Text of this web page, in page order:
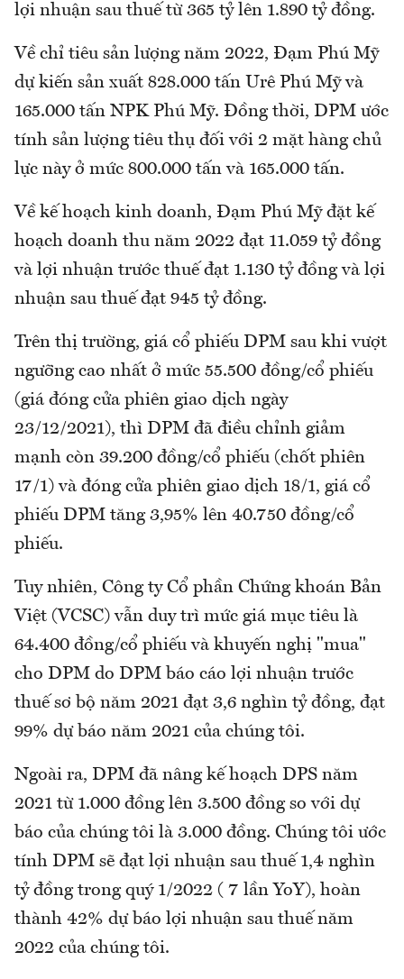
lợi nhuận sau thuế từ 365 tỷ lên 1.890 tỷ đồng.
Về chỉ tiêu sản lượng năm 2022, Đạm Phú Mỹ
dự kiến sản xuất 828.000 tấn Urê Phú Mỹ và
165.000 tấn NPK Phú Mỹ. Đồng thời, DPM ước
tính sản lượng tiêu thụ đối với 2 mặt hàng chủ
lực này ở mức 800.000 tấn và 165.000 tấn.
Về kế hoạch kinh doanh, Đạm Phú Mỹ đặt kế
hoạch doanh thu năm 2022 đạt 11.059 tỷ đồng
và lợi nhuận trước thuế đạt 1.130 tỷ đồng và lợi
nhuận sau thuế đạt 945 tỷ đồng.
Trên thị trường, giá cổ phiếu DPM sau khi vượt
ngưỡng cao nhất ở mức 55.500 đồng/cổ phiếu
(giá đóng cửa phiên giao dịch ngày
23/12/2021), thì DPM đã điều chỉnh giảm
mạnh còn 39.200 đồng/cổ phiếu (chốt phiên
17/1) và đóng cửa phiên giao dịch 18/1, giá cổ
phiếu DPM tăng 3,95% lên 40.750 đồng/cổ
phiếu.
Tuy nhiên, Công ty Cổ phần Chứng khoán Bản
Việt (VCSC) vẫn duy trì mức giá mục tiêu là
64.400 đồng/cổ phiếu và khuyến nghị "mua"
cho DPM do DPM báo cáo lợi nhuận trước
thuế sơ bộ năm 2021 đạt 3,6 nghìn tỷ đồng, đạt
99% dự báo năm 2021 của chúng tôi.
Ngoài ra, DPM đã nâng kế hoạch DPS năm
2021 từ 1.000 đồng lên 3.500 đồng so với dự
báo của chúng tôi là 3.000 đồng. Chúng tôi ước
tính DPM sẽ đạt lợi nhuận sau thuế 1,4 nghìn
tỷ đồng trong quý 1/2022 ( 7 lần YoY), hoàn
thành 42% dự báo lợi nhuận sau thuế năm
2022 của chúng tôi.